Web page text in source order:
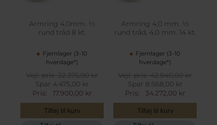
Armring 4,0mm. ½
rund tråd 8 kt.
Fjernlager (3-10
hverdage*)
Vejl. pris22.375,00 kr
Spar 4.475,00 kr
Pris:
17.900,00 kr
Tilføj til kurv
Armring 4,0 mm. ½
rund tråd, 4,0 mm. 14 kt.
Fjernlager (3-10
hverdage*)
Vejl. pris42.840,00 kr
Spar 8.568,00 kr
Pris:
34.272,00 kr
Tilføj til kurv